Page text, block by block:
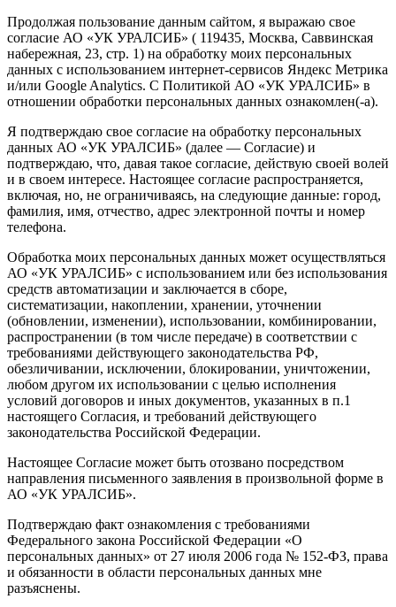
Продолжая пользование данным сайтом, я выражаю свое
согласие АО «УК УРАЛСИБ» ( 119435, Москва, Саввинская
набережная, 23, стр. 1) на обработку моих персональных
данных с использованием интернет-сервисов Яндекс Метрика
и/или Google Analytics. С Политикой АО «УК УРАЛСИБ» в
отношении обработки персональных данных ознакомлен(-а).
Я подтверждаю свое согласие на обработку персональных
данных АО «УК УРАЛСИБ» (далее — Согласие) и
подтверждаю, что, давая такое согласие, действую своей волей
и в своем интересе. Настоящее согласие распространяется,
включая, но, не ограничиваясь, на следующие данные: город,
фамилия, имя, отчество, адрес электронной почты и номер
телефона.
Обработка моих персональных данных может осуществляться
АО «УК УРАЛСИБ» с использованием или без использования
средств автоматизации и заключается в сборе,
систематизации, накоплении, хранении, уточнении
(обновлении, изменении), использовании, комбинировании,
распространении (в том числе передаче) в соответствии с
требованиями действующего законодательства РФ,
обезличивании, исключении, блокировании, уничтожении,
любом другом их использовании с целью исполнения
условий договоров и иных документов, указанных в п.1
настоящего Согласия, и требований действующего
законодательства Российской Федерации.
Настоящее Согласие может быть отозвано посредством
направления письменного заявления в произвольной форме в
АО «УК УРАЛСИБ».
Подтверждаю факт ознакомления с требованиями
Федерального закона Российской Федерации «О
персональных данных» от 27 июля 2006 года № 152-ФЗ, права
и обязанности в области персональных данных мне
разъяснены.